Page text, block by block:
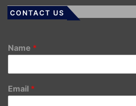
CONTACT US
Name *
Email *